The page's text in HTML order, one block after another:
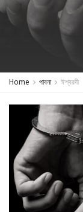
Home পাবনা ঈশ্বরদী